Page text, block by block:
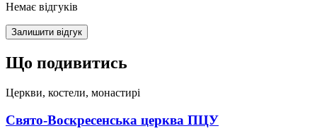
Немає відгуків
Залишити відгук
Що подивитись
Церкви, костели, монастирі
Свято-Воскресенська церква ПЦУ